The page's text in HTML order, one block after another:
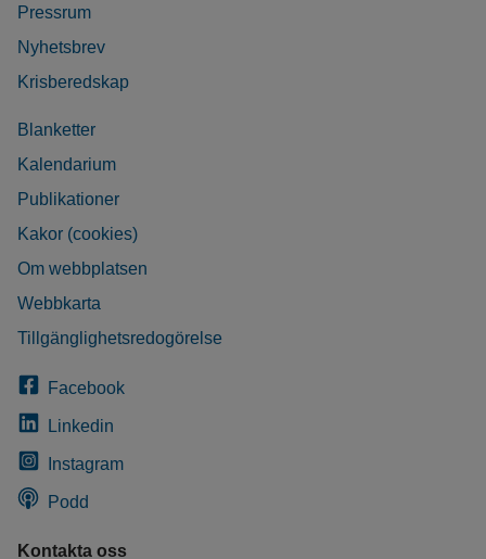
Pressrum
Nyhetsbrev
Krisberedskap
Blanketter
Kalendarium
Publikationer
Kakor (cookies)
Om webbplatsen
Webbkarta
Tillgänglighetsredogörelse
Facebook
Linkedin
Instagram
Podd
Kontakta oss